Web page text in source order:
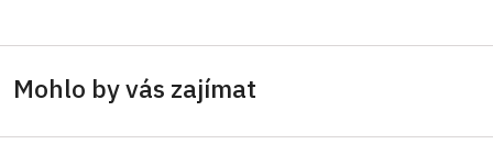
Mohlo by vás zajímat